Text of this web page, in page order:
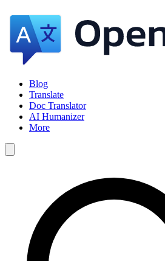
Blog
Translate
Doc Translator
AI Humanizer
More